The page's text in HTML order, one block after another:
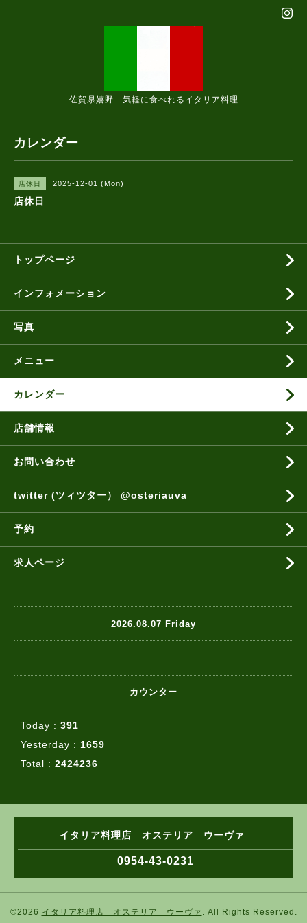
佐賀県嬉野 気軽に食べれるイタリア料理
カレンダー
店休日 2025-12-01 (Mon)
店休日
トップページ
インフォメーション
写真
メニュー
カレンダー
店舗情報
お問い合わせ
twitter (ツィツター） @osteriauva
予約
求人ページ
2026.08.07 Friday
カウンター
Today : 391
Yesterday : 1659
Total : 2424236
イタリア料理店 オステリア ウーヴァ
0954-43-0231
©2026 イタリア料理店 オステリア ウーヴァ . All Rights Reserved.